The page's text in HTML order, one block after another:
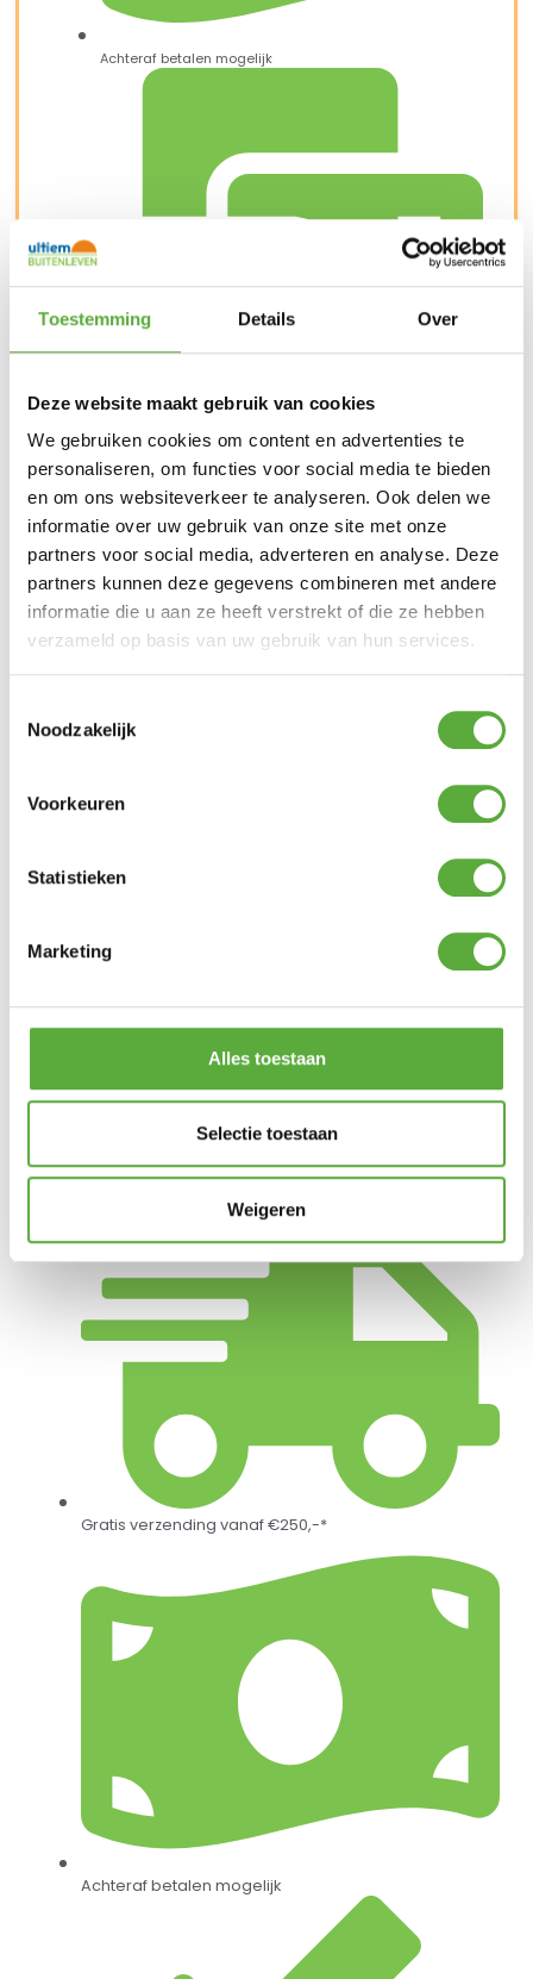
Toestemming Details Over
Deze website maakt gebruik van cookies
We gebruiken cookies om content en advertenties te
personaliseren, om functies voor social media te bieden
en om ons websiteverkeer te analyseren. Ook delen we
informatie over uw gebruik van onze site met onze
partners voor social media, adverteren en analyse. Deze
partners kunnen deze gegevens combineren met andere
informatie die u aan ze heeft verstrekt of die ze hebben
verzameld op basis van uw gebruik van hun services.
Noodzakelijk
Voorkeuren
Statistieken
Marketing
Alles toestaan
Selectie toestaan
Weigeren
Achteraf betalen mogelijk
Sfeerverlichting,
Woon accessoires
BIJPASSENDE ACCESSOIRES EN ALTERNATIEVE
PRODUCTEN
Durasonic 10 stuks AAA Alkaline Batterij
€3,49
Gratis verzending vanaf €250,-*
Achteraf betalen mogelijk